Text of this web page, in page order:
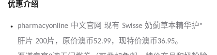
优惠介绍
pharmacyonline 中文官网 现有 Swisse 奶蓟草本精华护*
肝片 200片，原价澳币52.99，现特价澳币36.95。